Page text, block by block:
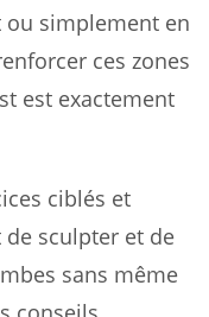
ou simplement en
ces zones
est exactement
ciblés et
sculpter et de
sans même